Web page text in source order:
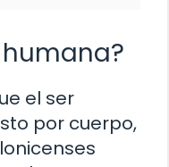
el ser
por cuerpo,